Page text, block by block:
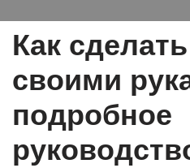
Как
своими
подробное